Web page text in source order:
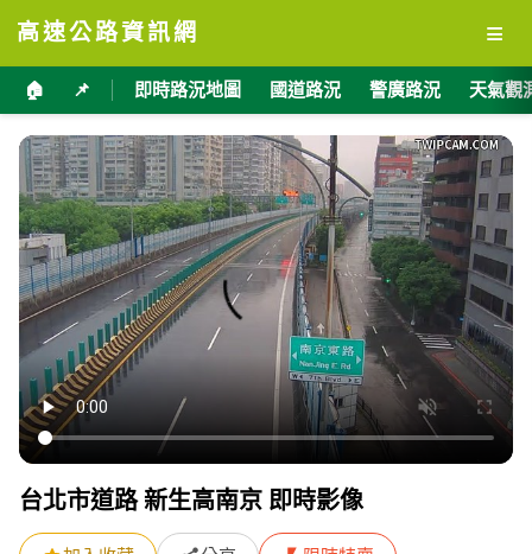
高速公路資訊網 ≡
🏠 📌 即時路況地圖 國道路況 警廣路況 天氣觀
台北市道路 新生高南京 即時影像